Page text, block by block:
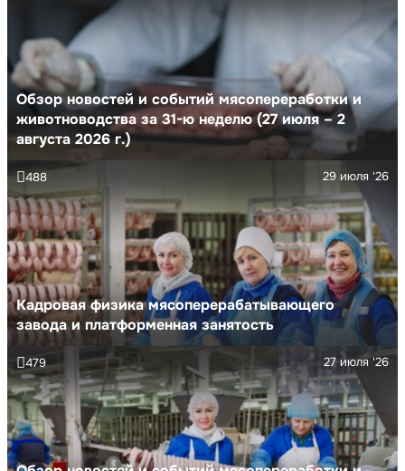
Обзор новостей и событий мясопереработки и
животноводства за 31-ю неделю (27 июля – 2
августа 2026 г.)
Кадровая физика мясоперерабатывающего
завода и платформенная занятость
29 июля '26
488
27 июля '26
479